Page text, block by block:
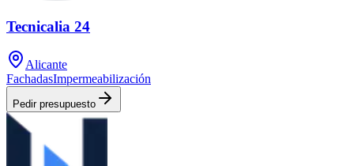
Tecnicalia 24
Alicante
FachadasImpermeabilización
Pedir presupuesto